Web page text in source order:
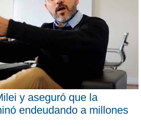
y aseguró que la
endeudando a millones